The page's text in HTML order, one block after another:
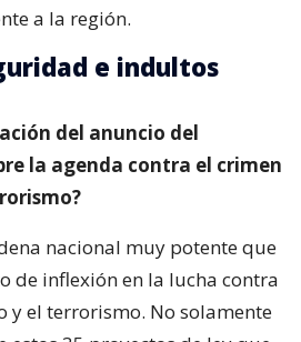
a la región.
e indultos
del anuncio del
la agenda contra el crimen
nacional muy potente que
de inflexión en la lucha contra
y el terrorismo. No solamente